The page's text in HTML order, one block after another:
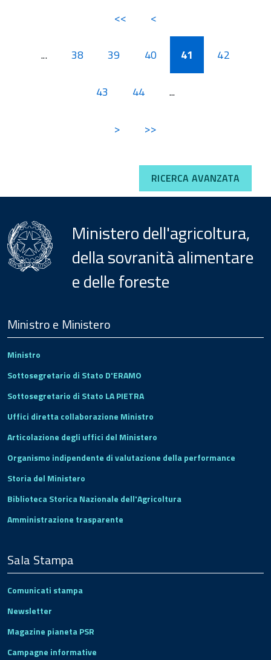
<< <
... 38 39 40 41 42
43 44 ...
> >>
RICERCA AVANZATA
Ministero dell'agricoltura,
della sovranità alimentare
e delle foreste
Footer
Ministro e Ministero
Ministro
Sottosegretario di Stato D'ERAMO
Sottosegretario di Stato LA PIETRA
Uffici diretta collaborazione Ministro
Articolazione degli uffici del Ministero
Organismo indipendente di valutazione della performance
Storia del Ministero
Biblioteca Storica Nazionale dell'Agricoltura
Amministrazione trasparente
Sala Stampa
Comunicati stampa
Newsletter
Magazine pianeta PSR
Campagne informative